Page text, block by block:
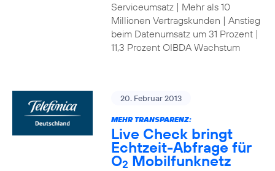
Serviceumsatz | Mehr als 10
Millionen Vertragskunden | Anstieg
beim Datenumsatz um 31 Prozent |
11,3 Prozent OIBDA Wachstum
20. Februar 2013
MEHR TRANSPARENZ:
Live Check bringt
Echtzeit-Abfrage für
O2 Mobilfunknetz